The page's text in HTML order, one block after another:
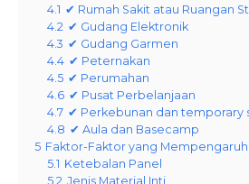
4.1 ✔ Rumah Sakit atau Ruangan
4.2 ✔ Gudang Elektronik
4.3 ✔ Gudang Garmen
4.4 ✔ Peternakan
4.5 ✔ Perumahan
4.6 ✔ Pusat Perbelanjaan
4.7 ✔ Perkebunan dan temporary
4.8 ✔ Aula dan Basecamp
5 Faktor-Faktor yang
5.1 Ketebalan Panel
5.2 Jenis Material Inti